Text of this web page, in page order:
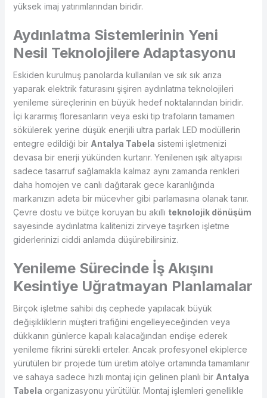
yüksek imaj yatırımlarından biridir.
Aydınlatma Sistemlerinin Yeni
Nesil Teknolojilere Adaptasyonu
Eskiden kurulmuş panolarda kullanılan ve sık sık arıza
yaparak elektrik faturasını şişiren aydınlatma teknolojileri
yenileme süreçlerinin en büyük hedef noktalarından biridir.
İçi kararmış floresanların veya eski tip trafoların tamamen
sökülerek yerine düşük enerjili ultra parlak LED modüllerin
entegre edildiği bir Antalya Tabela sistemi işletmenizi
devasa bir enerji yükünden kurtarır. Yenilenen ışık altyapısı
sadece tasarruf sağlamakla kalmaz aynı zamanda renkleri
daha homojen ve canlı dağıtarak gece karanlığında
markanızın adeta bir mücevher gibi parlamasına olanak tanır.
Çevre dostu ve bütçe koruyan bu akıllı teknolojik dönüşüm
sayesinde aydınlatma kalitenizi zirveye taşırken işletme
giderlerinizi ciddi anlamda düşürebilirsiniz.
Yenileme Sürecinde İş Akışını
Kesintiye Uğratmayan Planlamalar
Birçok işletme sahibi dış cephede yapılacak büyük
değişikliklerin müşteri trafiğini engelleyeceğinden veya
dükkanın günlerce kapalı kalacağından endişe ederek
yenileme fikrini sürekli erteler. Ancak profesyonel ekiplerce
yürütülen bir projede tüm üretim atölye ortamında tamamlanır
ve sahaya sadece hızlı montaj için gelinen planlı bir Antalya
Tabela organizasyonu yürütülür. Montaj işlemleri genellikle